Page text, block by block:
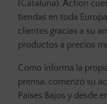
(Cataluña). Action
tiendas en toda
clientes gracias a su
productos a precios
Como informa la
prensa, comenzó su
Países Bajos y desde